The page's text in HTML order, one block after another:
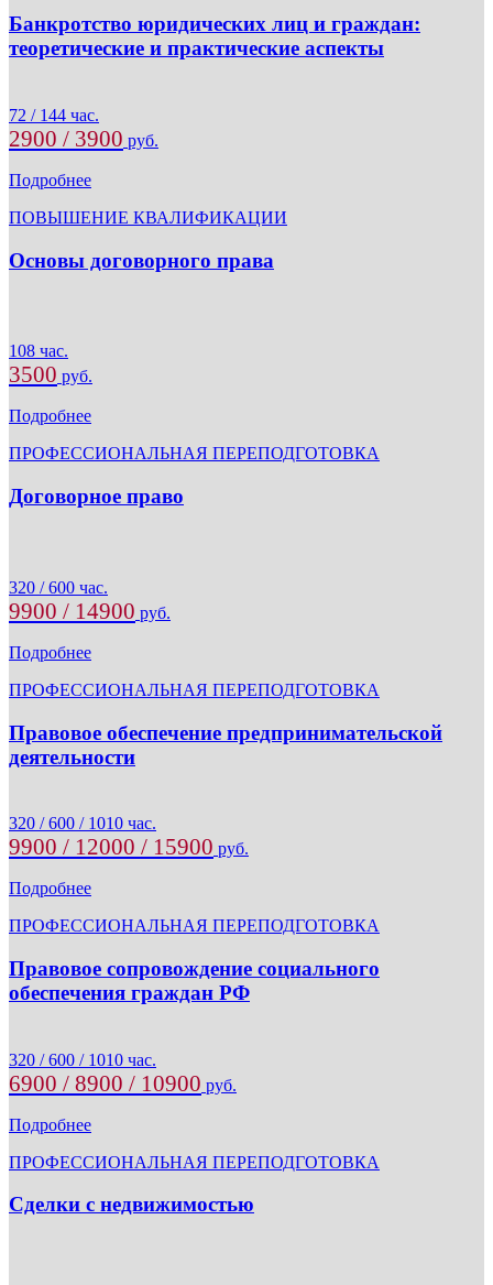
Банкротство юридических лиц и граждан:
теоретические и практические аспекты
72 / 144 час.
2900 / 3900 руб.
Подробнее
ПОВЫШЕНИЕ КВАЛИФИКАЦИИ
Основы договорного права
108 час.
3500 руб.
Подробнее
ПРОФЕССИОНАЛЬНАЯ ПЕРЕПОДГОТОВКА
Договорное право
320 / 600 час.
9900 / 14900 руб.
Подробнее
ПРОФЕССИОНАЛЬНАЯ ПЕРЕПОДГОТОВКА
Правовое обеспечение предпринимательской
деятельности
320 / 600 / 1010 час.
9900 / 12000 / 15900 руб.
Подробнее
ПРОФЕССИОНАЛЬНАЯ ПЕРЕПОДГОТОВКА
Правовое сопровождение социального
обеспечения граждан РФ
320 / 600 / 1010 час.
6900 / 8900 / 10900 руб.
Подробнее
ПРОФЕССИОНАЛЬНАЯ ПЕРЕПОДГОТОВКА
Сделки с недвижимостью